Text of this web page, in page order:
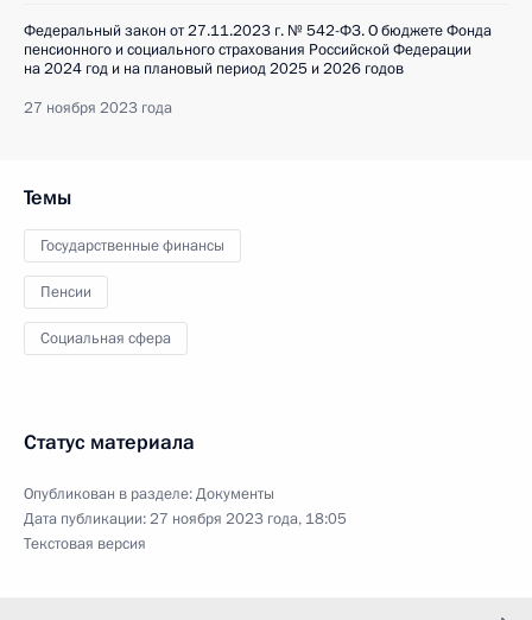
Федеральный закон от 27.11.2023 г. № 542-ФЗ. О бюджете Фонда
пенсионного и социального страхования Российской Федерации
на 2024 год и на плановый период 2025 и 2026 годов
27 ноября 2023 года
Темы
Государственные финансы
Пенсии
Социальная сфера
Статус материала
Опубликован в разделе:Документы
Дата публикации:27 ноября 2023 года, 18:05
Текстовая версия